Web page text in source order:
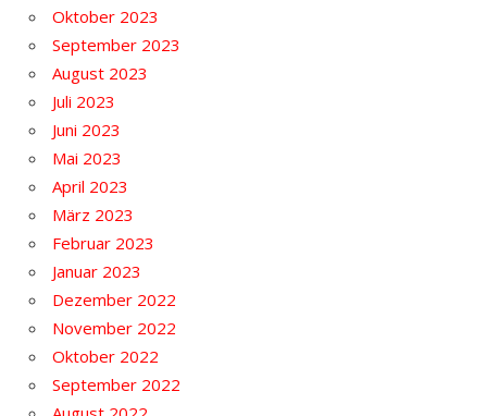
Oktober 2023
September 2023
August 2023
Juli 2023
Juni 2023
Mai 2023
April 2023
März 2023
Februar 2023
Januar 2023
Dezember 2022
November 2022
Oktober 2022
September 2022